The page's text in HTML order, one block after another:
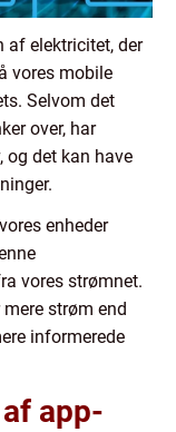
af elektricitet, der
vores mobile
Selvom det
over, har
og det kan have
enheder
vores strømnet.
strøm end
informerede
app-